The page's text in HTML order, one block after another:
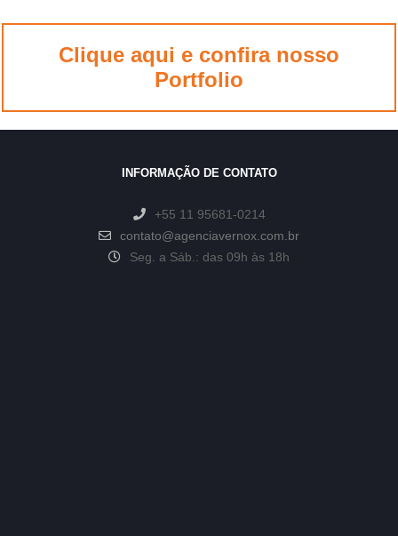
Clique aqui e confira nosso
Portfolio
INFORMAÇÃO DE CONTATO
+55 11 95681-0214
contato@agenciavernox.com.br
Seg. a Sáb.: das 09h às 18h